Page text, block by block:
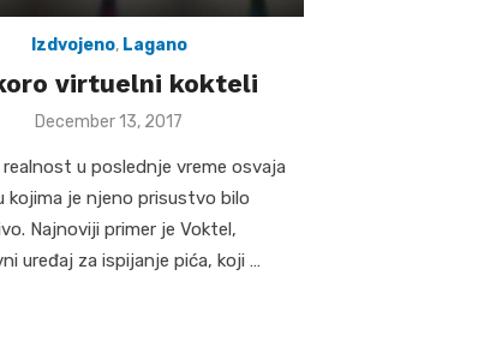
Izdvojeno, Lagano
virtuelni kokteli
Posted
December 13, 2017
u poslednje vreme osvaja
kojima je njeno prisustvo bilo
Najnoviji primer je Voktel,
uređaj za ispijanje pića, koji …